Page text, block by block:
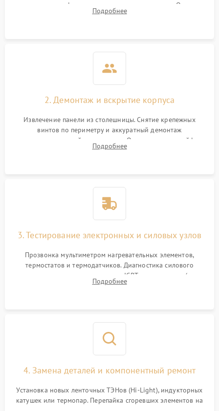
проверка конфорок на равномерность нагрева. Опрос
клиента о симптомах (не включается, не видит посуду,
Подробнее
2. Демонтаж и вскрытие корпуса
Извлечение панели из столешницы. Снятие крепежных
винтов по периметру и аккуратный демонтаж
стеклокерамической поверхности. Отсоединение шлейфов
сенсорного блока для доступа к силовым платам, катушкам
Подробнее
3. Тестирование электронных и силовых узлов
Прозвонка мультиметром нагревательных элементов,
термостатов и термодатчиков. Диагностика силового
модуля, реле, диодных мостов и IGBT-транзисторов (для
индукции). Проверка кранов и газ-контроля (для газовых
Подробнее
4. Замена деталей и компонентный ремонт
Установка новых ленточных ТЭНов (Hi-Light), индукторных
катушек или термопар. Перепайка сгоревших элементов на